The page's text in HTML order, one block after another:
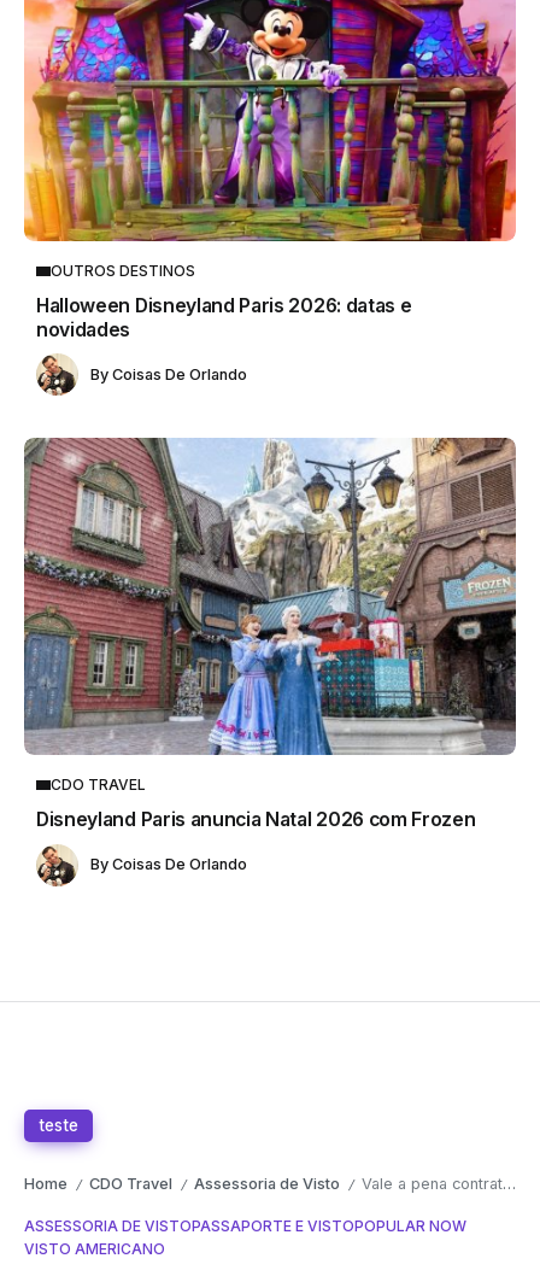
OUTROS DESTINOS
Halloween Disneyland Paris 2026: datas e
novidades
By Coisas De Orlando
CDO TRAVEL
Disneyland Paris anuncia Natal 2026 com Frozen
By Coisas De Orlando
teste
Home / CDO Travel / Assessoria de Visto / Vale a pena contratar assessoria para visto americano em 2026?
ASSESSORIA DE VISTOPASSAPORTE E VISTOPOPULAR NOW
VISTO AMERICANO